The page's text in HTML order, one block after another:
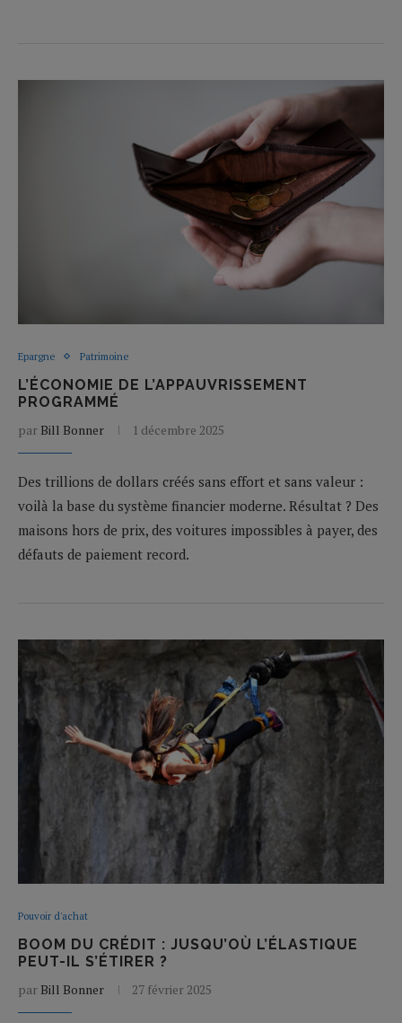
Epargne Patrimoine
L’ÉCONOMIE DE L’APPAUVRISSEMENT
PROGRAMMÉ
par Bill Bonner 1 décembre 2025
Des trillions de dollars créés sans effort et sans valeur :
voilà la base du système financier moderne. Résultat ? Des
maisons hors de prix, des voitures impossibles à payer, des
défauts de paiement record.
Pouvoir d'achat
BOOM DU CRÉDIT : JUSQU’OÙ L’ÉLASTIQUE
PEUT-IL S’ÉTIRER ?
par Bill Bonner 27 février 2025